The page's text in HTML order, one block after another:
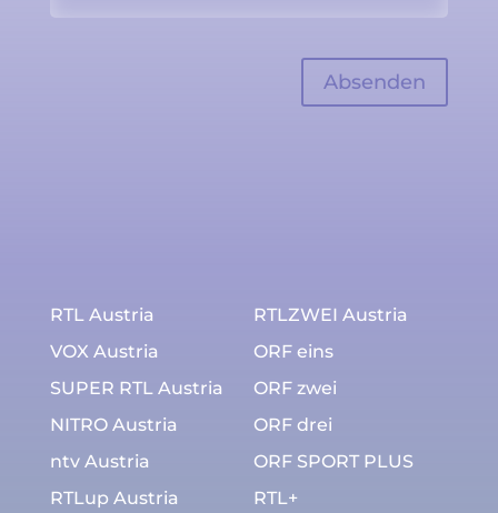
RTL Austria
VOX Austria
SUPER RTL Austria
NITRO Austria
ntv Austria
RTLup Austria
RTLZWEI Austria
ORF eins
ORF zwei
ORF drei
ORF SPORT PLUS
RTL+